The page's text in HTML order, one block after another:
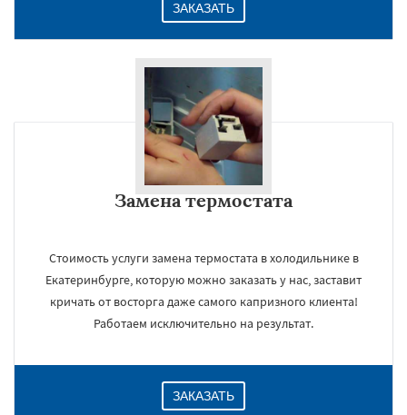
ЗАКАЗАТЬ
Замена термостата
Стоимость услуги замена термостата в холодильнике в
Екатеринбурге, которую можно заказать у нас, заставит
кричать от восторга даже самого капризного клиента!
Работаем исключительно на результат.
ЗАКАЗАТЬ